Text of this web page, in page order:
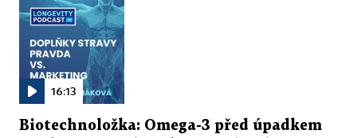
16:13
Biotechnoložka: Omega-3 před úpadkem